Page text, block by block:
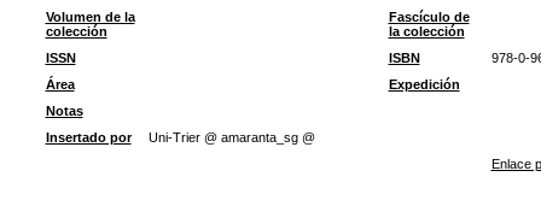
Volumen de la
colección
Fascículo de
la colección
ISSN
ISBN
978-0-
Área
Expedición
Notas
Insertado por
Uni-Trier @ amaranta_sg @
Enlace